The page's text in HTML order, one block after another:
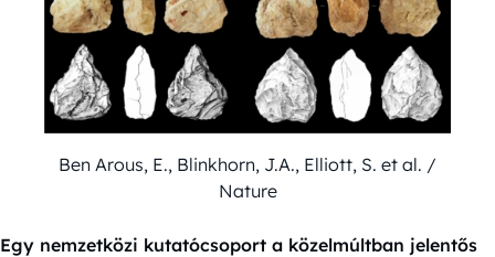
Ben Arous, E., Blinkhorn, J.A., Elliott, S. et al. /
Nature
Egy nemzetközi kutatócsoport a közelmúltban jelentős